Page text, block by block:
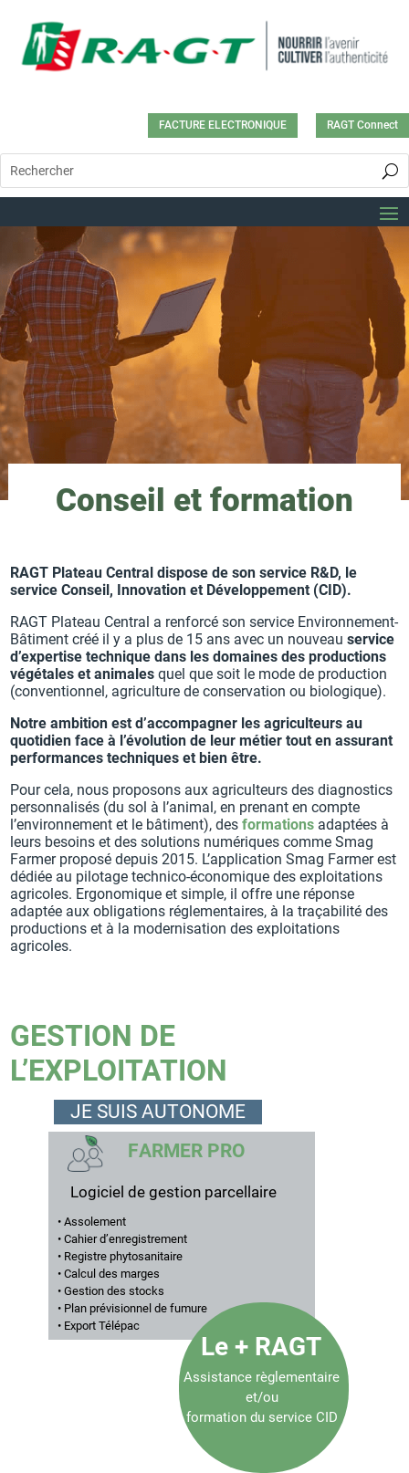
FACTURE ELECTRONIQUE RAGT Connect
Conseil et formation
RAGT Plateau Central dispose de son service R&D, le
service Conseil, Innovation et Développement (CID).
RAGT Plateau Central a renforcé son service Environnement-
Bâtiment créé il y a plus de 15 ans avec un nouveauservice
d’expertise technique dans les domaines des productions
végétales et animales quel que soit le mode de production
(conventionnel, agriculture de conservation ou biologique).
Notre ambition est d’accompagner les agriculteurs au
quotidien face à l’évolution de leur métier tout en assurant
performances techniques et bien être.
Pour cela, nous proposons aux agriculteurs des diagnostics
personnalisés (du sol à l’animal, en prenant en compte
l’environnement et le bâtiment), desformations adaptées à
leurs besoins et des solutions numériques comme Smag
Farmer proposé depuis 2015. L’application Smag Farmer est
dédiée au pilotage technico-économique des exploitations
agricoles. Ergonomique et simple, il offre une réponse
adaptée aux obligations réglementaires, à la traçabilité des
productions et à la modernisation des exploitations
agricoles.
GESTION DE
L’EXPLOITATION
JE SUIS AUTONOME
FARMER PRO
• Assolement
• Cahier d’enregistrement
• Registre phytosanitaire
• Calcul des marges
• Gestion des stocks
• Plan prévisionnel de fumure
• Export Télépac
Logiciel de gestion parcellaire
Le + RAGT
Assistance règlementaire
et/ou
formation du service CID